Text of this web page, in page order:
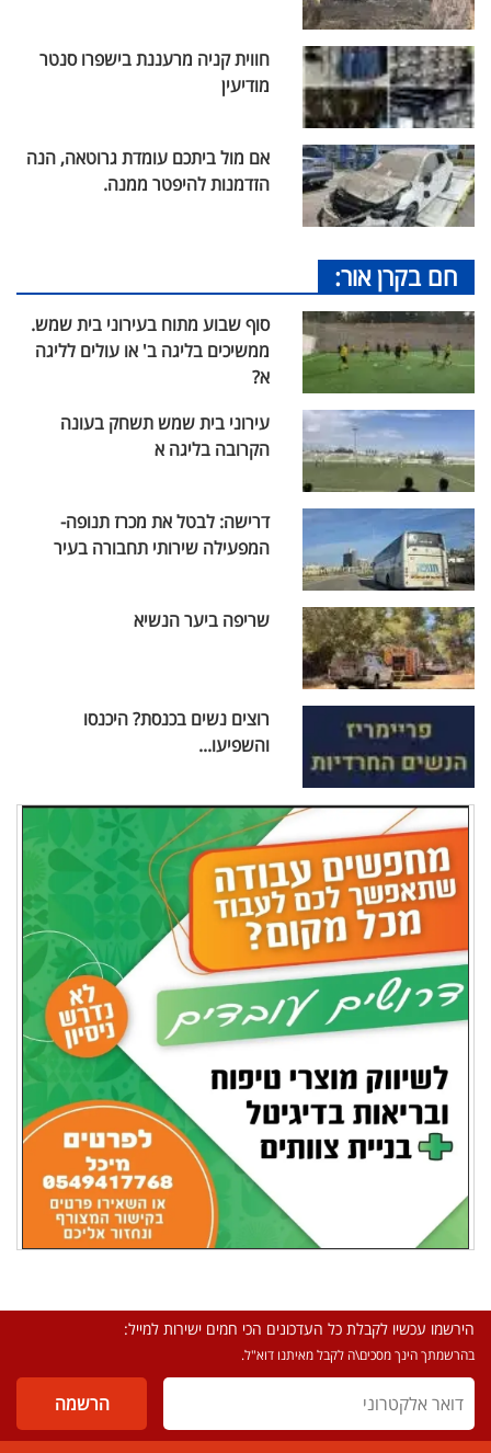
חווית קניה מרעננת בישפרו סנטר
מודיעין
אם מול ביתכם עומדת גרוטאה, הנה
הזדמנות להיפטר ממנה.
חם בקרן אור:
סוף שבוע מתוח בעירוני בית שמש.
ממשיכים בליגה ב' או עולים לליגה
א?
עירוני בית שמש תשחק בעונה
הקרובה בליגה א
דרישה: לבטל את מכרז תנופה-
המפעילה שירותי תחבורה בעיר
שריפה ביער הנשיא
רוצים נשים בכנסת? היכנסו
והשפיעו...
הירשמו עכשיו לקבלת כל העדכונים הכי חמים ישירות למייל:
בהרשמתך הינך מסכים\ה לקבל מאיתנו דוא"ל.